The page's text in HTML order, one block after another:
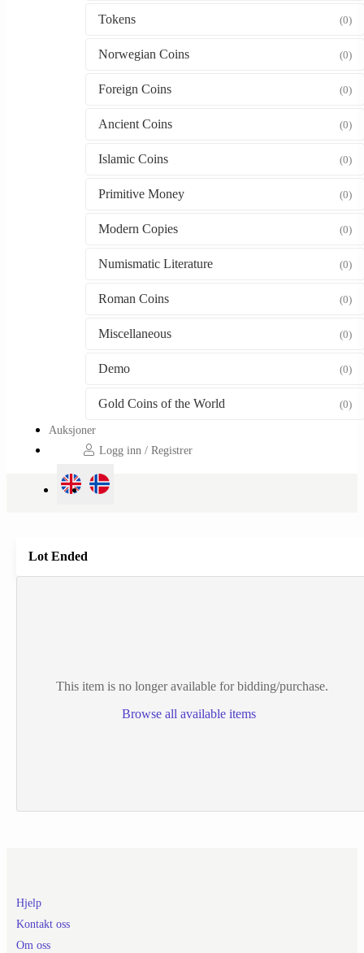
Tokens (0)
Norwegian Coins (0)
Foreign Coins (0)
Ancient Coins (0)
Islamic Coins (0)
Primitive Money (0)
Modern Copies (0)
Numismatic Literature (0)
Roman Coins (0)
Miscellaneous (0)
Demo (0)
Gold Coins of the World (0)
Auksjoner
Logg inn / Registrer
Lot Ended
This item is no longer available for bidding/purchase.
Browse all available items
Hjelp
Kontakt oss
Om oss